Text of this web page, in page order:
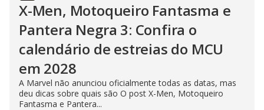
X-Men, Motoqueiro Fantasma e
Pantera Negra 3: Confira o
calendário de estreias do MCU
em 2028
A Marvel não anunciou oficialmente todas as datas, mas
deu dicas sobre quais são O post X-Men, Motoqueiro
Fantasma e Pantera...